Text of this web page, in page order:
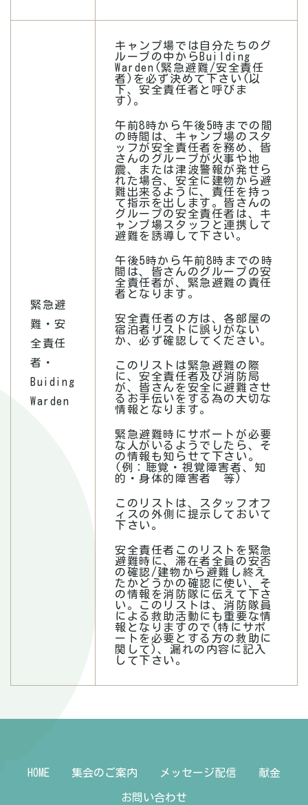
緊急避
難・安
全責任
者・
Buiding
Warden
キャンプ場では自分たちのグ
ループの中からBuilding
Warden(緊急避難/安全責任
者)を必ず決めて下さい(以
下、安全責任者と呼びま
す)。
午前8時から午後5時までの間
の時間は、キャンプ場のスタ
ッフが安全責任者を務め、皆
さんのグループが火事や地
震、または津波警報が発せら
れた場合、安全に建物から避
難出来るように、責任を持っ
て指示を出します。皆さんの
グループの安全責任者は、キ
ャンプ場スタッフと連携して
避難を誘導して下さい。
午後5時から午前8時までの時
間は、皆さんのグループの安
全責任者が、緊急避難の責任
者となります。
安全責任者の方は、各部屋の
宿泊者リストに誤りがない
か、必ず確認してください。
このリストは緊急避難の際
に、安全責任者及び消防局
が、皆さんを安全に避難させ
るお手伝いをする為の大切な
情報となります。
緊急避難時にサポートが必要
な人がいるようでしたら、そ
の情報も知らせて下さい。
(例：聴覚・視覚障害者、知
的・身体的障害者 等)
このリストは、スタッフオフ
ィスの外側に提示しておいて
下さい。
安全責任者このリストを緊急
避難時に、滞在者全員の安否
の確認/建物から避難し終え
たかどうかの確認に使い、そ
の情報を消防隊に伝えて下さ
い。このリストは、消防隊員
による救助活動にも重要な情
報となりますので(特にサポ
ートを必要とする方の救助に
関して)、漏れの内容に記入
して下さい。
HOME 集会のご案内 メッセージ配信 献金
お問い合わせ